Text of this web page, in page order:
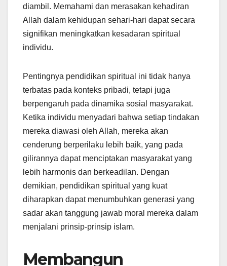
diambil. Memahami dan merasakan kehadiran
Allah dalam kehidupan sehari-hari dapat secara
signifikan meningkatkan kesadaran spiritual
individu.
Pentingnya pendidikan spiritual ini tidak hanya
terbatas pada konteks pribadi, tetapi juga
berpengaruh pada dinamika sosial masyarakat.
Ketika individu menyadari bahwa setiap tindakan
mereka diawasi oleh Allah, mereka akan
cenderung berperilaku lebih baik, yang pada
gilirannya dapat menciptakan masyarakat yang
lebih harmonis dan berkeadilan. Dengan
demikian, pendidikan spiritual yang kuat
diharapkan dapat menumbuhkan generasi yang
sadar akan tanggung jawab moral mereka dalam
menjalani prinsip-prinsip islam.
Membangun